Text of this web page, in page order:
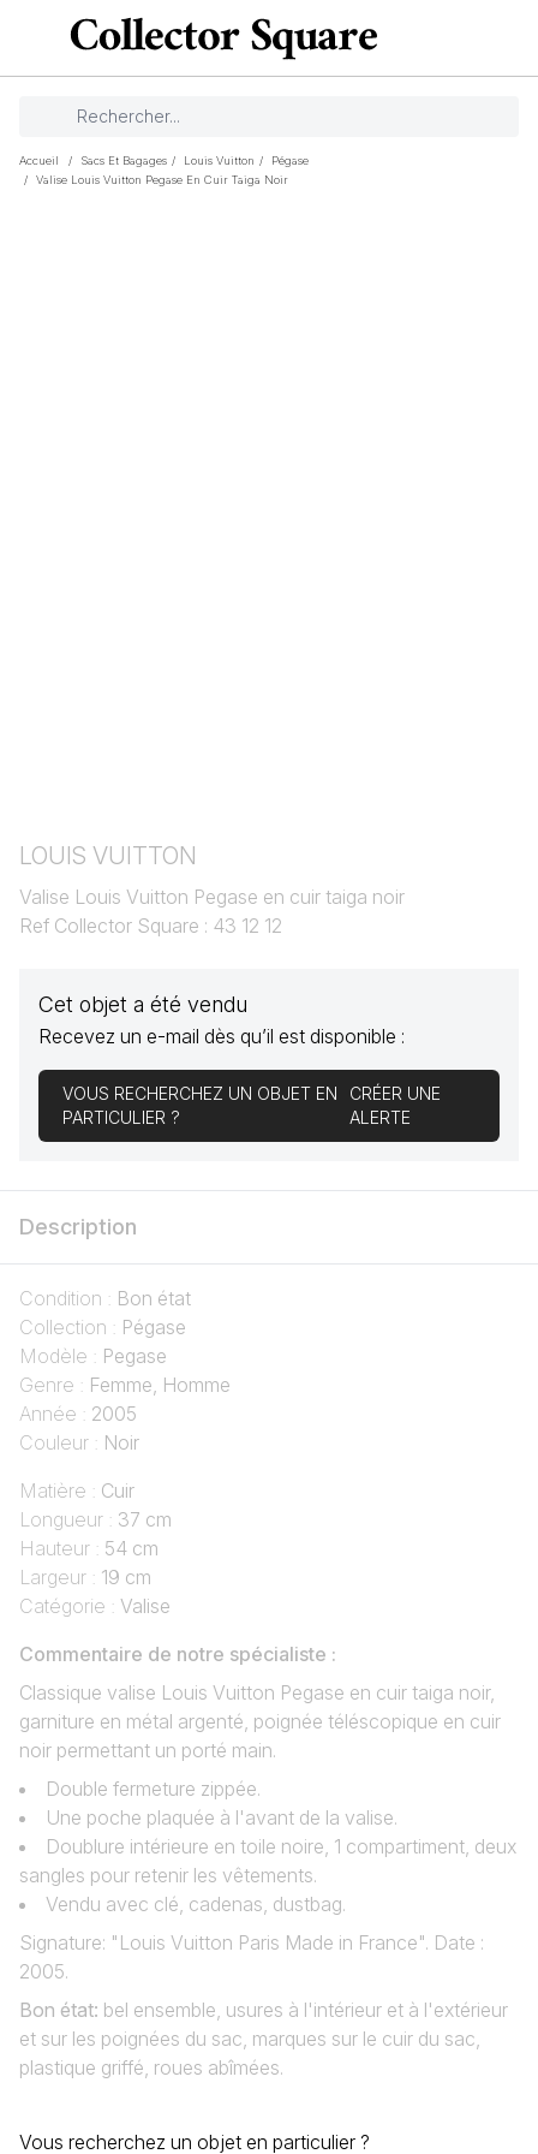
Accueil / Sacs Et Bagages / Louis Vuitton /
Pégase
/
Valise Louis Vuitton Pegase En Cuir Taiga Noir
LOUIS VUITTON
Valise Louis Vuitton Pegase en cuir taiga noir
Ref Collector Square : 43 12 12
Cet objet a été vendu
Recevez un e-mail dès qu’il est disponible :
VOUS RECHERCHEZ UN OBJET EN
PARTICULIER ?
CRÉER UNE
ALERTE
Description
Condition : Bon état
Collection : Pégase
Modèle : Pegase
Genre : Femme, Homme
Année : 2005
Couleur : Noir
Matière : Cuir
Longueur : 37 cm
Hauteur : 54 cm
Largeur : 19 cm
Catégorie : Valise
Commentaire de notre spécialiste :
Classique valise Louis Vuitton Pegase en cuir taiga noir,
garniture en métal argenté, poignée téléscopique en cuir
noir permettant un porté main.
Double fermeture zippée.
Une poche plaquée à l'avant de la valise.
Doublure intérieure en toile noire, 1 compartiment, deux
sangles pour retenir les vêtements.
Vendu avec clé, cadenas, dustbag.
Signature: "Louis Vuitton Paris Made in France". Date :
2005.
Bon état: bel ensemble, usures à l'intérieur et à l'extérieur
et sur les poignées du sac, marques sur le cuir du sac,
plastique griffé, roues abîmées.
Vous recherchez un objet en particulier ?